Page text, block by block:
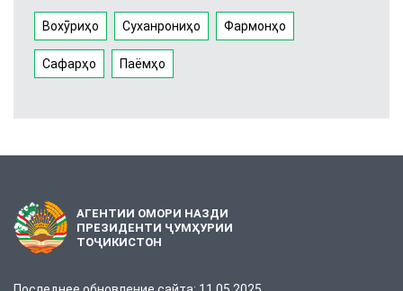
Вохӯриҳо Суханрониҳо Фармонҳо
Сафарҳо Паёмҳо
АГЕНТИИ ОМОРИ НАЗДИ
ПРЕЗИДЕНТИ ҶУМҲУРИИ
ТОҶИКИСТОН